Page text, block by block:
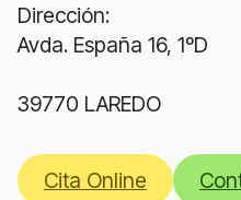
Dirección:
Avda. España 16, 1ºD
39770 LAREDO
Cita Online